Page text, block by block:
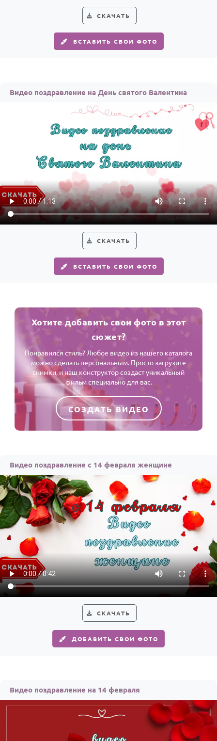
СКАЧАТЬ
ВСТАВИТЬ СВОИ ФОТО
Видео поздравление на День святого Валентина
СКАЧАТЬ
ВСТАВИТЬ СВОИ ФОТО
Хотите добавить свои фото в этот
сюжет?
Понравился стиль? Любое видео из нашего каталога
можно сделать персональным. Просто загрузите
снимки, и наш конструктор создаст уникальный
фильм специально для вас.
СОЗДАТЬ ВИДЕО
Видео поздравление c 14 февраля женщине
СКАЧАТЬ
ДОБАВИТЬ СВОИ ФОТО
Видео поздравление на 14 февраля